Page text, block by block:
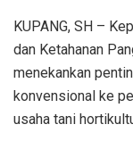
KUPANG, SH –
dan Ketahanan
menekankan
konvensional ke
usaha tani